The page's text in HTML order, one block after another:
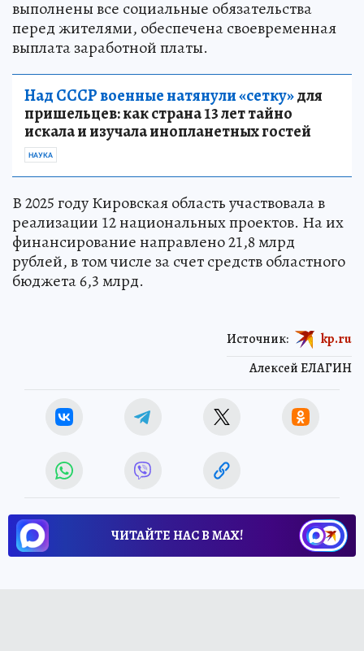
выполнены все социальные обязательства
перед жителями, обеспечена своевременная
выплата заработной платы.
Над СССР военные натянули «сетку»для
пришельцев: как страна 13 лет тайно
искала и изучала инопланетных гостей
НАУКА
В 2025 году Кировская область участвовала в
реализации 12 национальных проектов. На их
финансирование направлено 21,8 млрд
рублей, в том числе за счет средств областного
бюджета 6,3 млрд.
Алексей ЕЛАГИН
Источник: kp.ru
ЧИТАЙТЕ НАС В МАХ!